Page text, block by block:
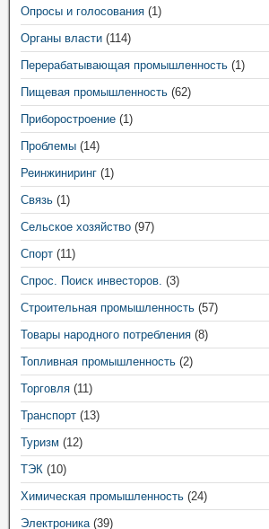
Опросы и голосования (1)
Органы власти (114)
Перерабатывающая промышленность (1)
Пищевая промышленность (62)
Приборостроение (1)
Проблемы (14)
Реинжиниринг (1)
Связь (1)
Сельское хозяйство (97)
Спорт (11)
Спрос. Поиск инвесторов. (3)
Строительная промышленность (57)
Товары народного потребления (8)
Топливная промышленность (2)
Торговля (11)
Транспорт (13)
Туризм (12)
ТЭК (10)
Химическая промышленность (24)
Электроника(39)